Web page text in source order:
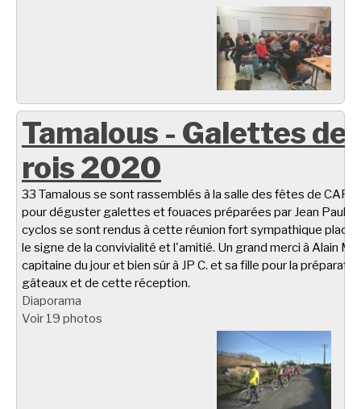
Tamalous - Galettes
rois 2020
33 Tamalous se sont rassemblés à la salle des fêtes de
pour déguster galettes et fouaces préparées par Jean Paul C.
cyclos se sont rendus à cette réunion fort sympathique
le signe de la convivialité et l'amitié. Un grand merci à Alain M.
capitaine du jour et bien sûr à JP C. et sa fille pour la
gâteaux et de cette réception.
Diaporama
Voir 19 photos